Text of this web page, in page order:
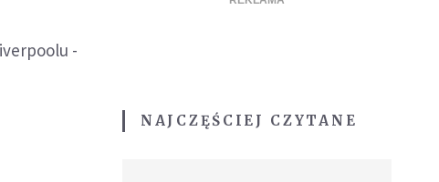
-
NAJCZĘŚCIEJ CZYTANE